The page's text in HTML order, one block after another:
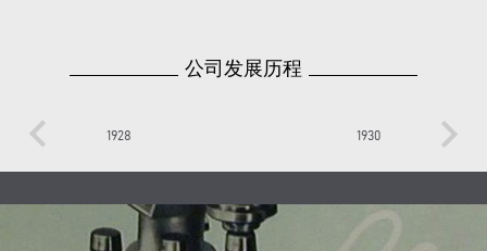
公司发展历程
1928 1930
keyboard_arrow_left keyboard_arrow_right